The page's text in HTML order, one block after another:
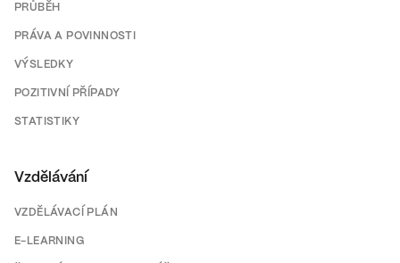
PRŮBĚH
PRÁVA A POVINNOSTI
VÝSLEDKY
POZITIVNÍ PŘÍPADY
STATISTIKY
Vzdělávání
VZDĚLÁVACÍ PLÁN
E-LEARNING